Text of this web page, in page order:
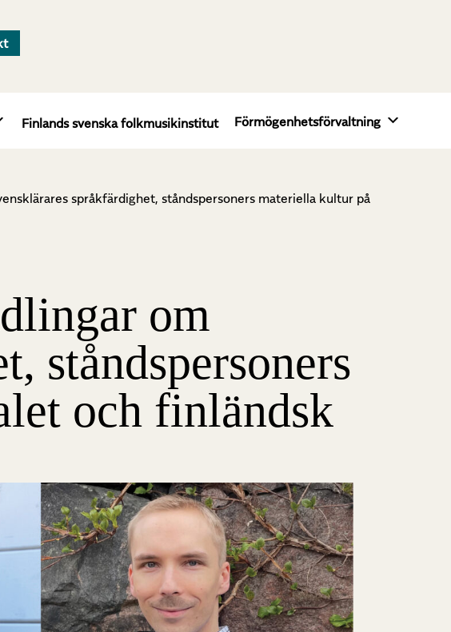
Finlands svenska folkmusikinstitut Förmögenhetsförvaltning
språkfärdighet, ståndspersoners materiella kultur på
om
ståndspersoners
och finländsk